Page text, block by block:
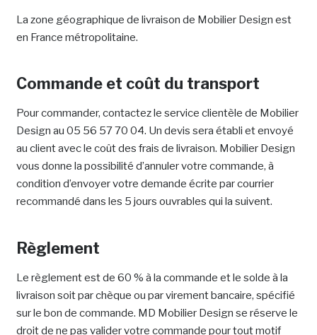
La zone géographique de livraison de Mobilier Design est
en France métropolitaine.
Commande et coût du transport
Pour commander, contactez le service clientèle de Mobilier
Design au 05 56 57 70 04. Un devis sera établi et envoyé
au client avec le coût des frais de livraison. Mobilier Design
vous donne la possibilité d’annuler votre commande, à
condition d’envoyer votre demande écrite par courrier
recommandé dans les 5 jours ouvrables qui la suivent.
Règlement
Le règlement est de 60 % à la commande et le solde à la
livraison soit par chèque ou par virement bancaire, spécifié
sur le bon de commande. MD Mobilier Design se réserve le
droit de ne pas valider votre commande pour tout motif